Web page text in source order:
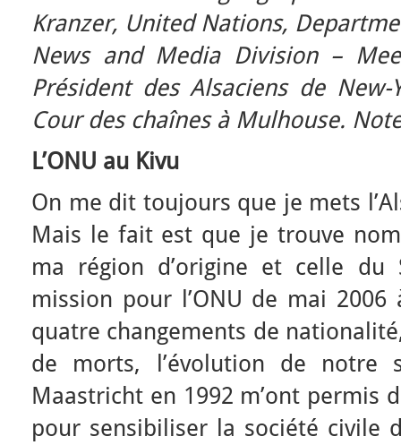
Kranzer, United Nations,
News and Media Division –
Président des Alsaciens de
Cour des chaînes à Mulhouse.
L’ONU au Kivu
On me dit toujours que je mets
Mais le fait est que je trouve
ma région d’origine et celle du
mission pour l’ONU de mai
quatre changements de
de morts, l’évolution de notre
Maastricht en 1992 m’ont permis
pour sensibiliser la société civile